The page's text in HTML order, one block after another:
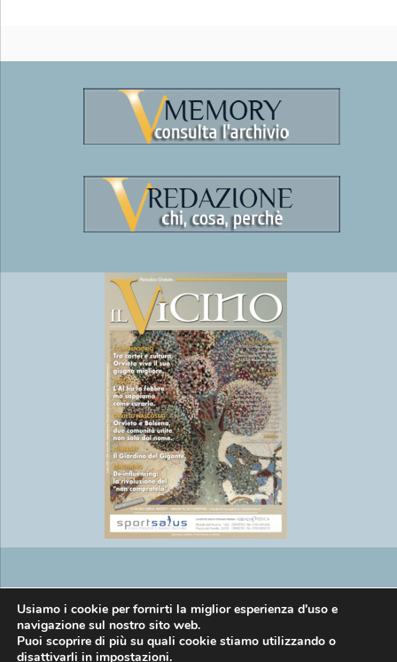
Copyright © EasyMedia srl P.IVA
01269920557 |
Usiamo i cookie per fornirti la miglior esperienza d'uso e
navigazione sul nostro sito web.
Puoi scoprire di più su quali cookie stiamo utilizzando o
disattivarli in impostazioni.